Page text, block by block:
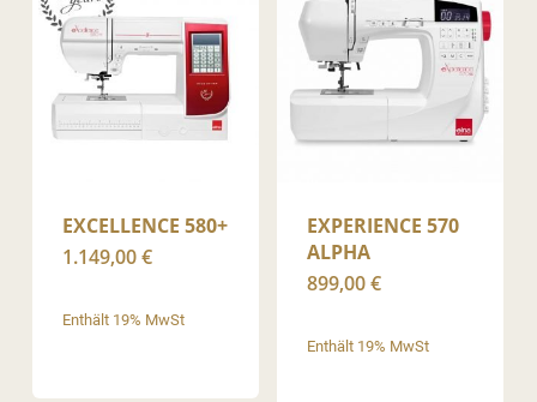
EXCELLENCE 580+
1.149,00€
Enthält 19% MwSt
EXPERIENCE 570
ALPHA
899,00€
Enthält 19% MwSt